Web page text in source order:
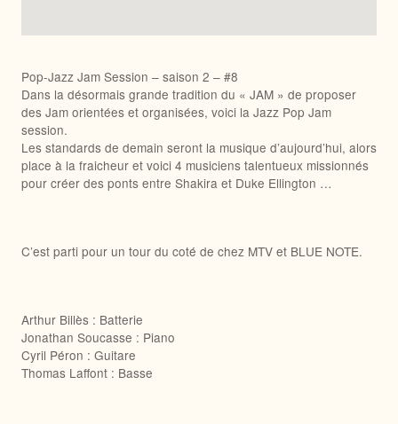
Pop-Jazz Jam Session – saison 2 – #8
Dans la désormais grande tradition du « JAM » de proposer
des Jam orientées et organisées, voici la Jazz Pop Jam
session.
Les standards de demain seront la musique d’aujourd’hui, alors
place à la fraicheur et voici 4 musiciens talentueux missionnés
pour créer des ponts entre Shakira et Duke Ellington …
C’est parti pour un tour du coté de chez MTV et BLUE NOTE.
Arthur Billès : Batterie
Jonathan Soucasse : Piano
Cyril Péron : Guitare
Thomas Laffont : Basse